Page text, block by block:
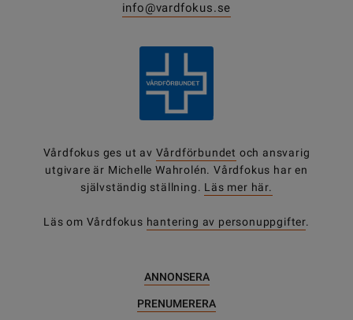
info@vardfokus.se
Vårdfokus ges ut av Vårdförbundet och ansvarig
utgivare är Michelle Wahrolén. Vårdfokus har en
självständig ställning. Läs mer här.
Läs om Vårdfokus hantering av personuppgifter.
ANNONSERA
PRENUMERERA